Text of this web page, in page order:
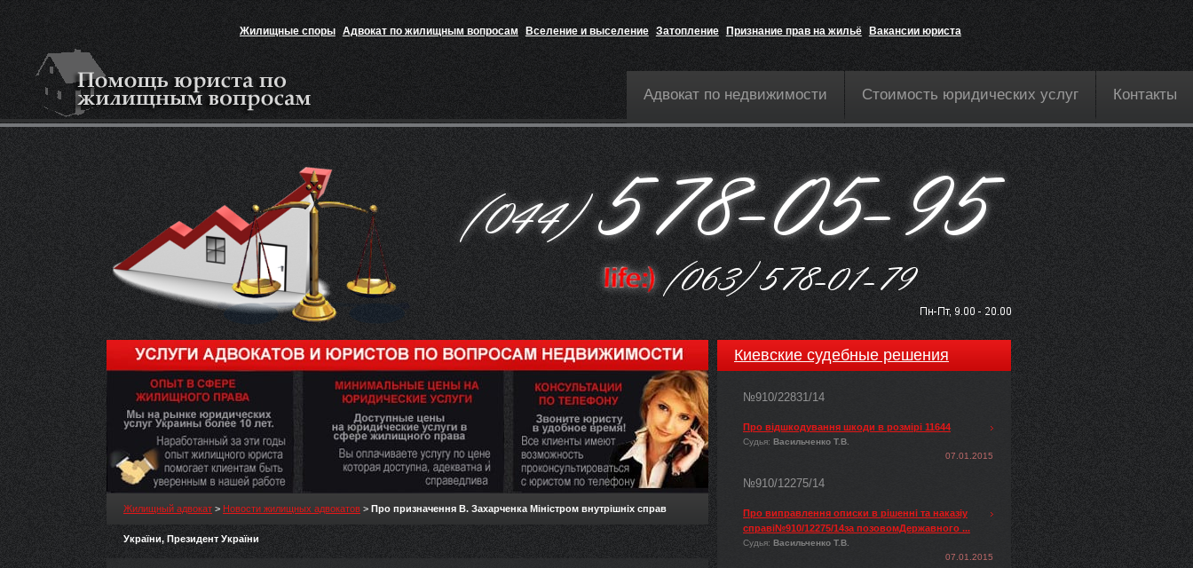
Жилищные споры Адвокат по жилищным вопросам Вселение и выселение Затопление Признание прав на жильё Вакансии юриста
Адвокат по недвижимости Стоимость юридических услуг Контакты
Жилищный адвокат > Новости жилищных адвокатов > Про призначення В. Захарченка Міністром внутрішніх справ
України, Президент України
Киевские судебные решения
№910/22831/14
Про відшкодування шкоди в розмірі 11644
Судья: Васильченко Т.В.
07.01.2015
№910/12275/14
Про виправлення описки в рішенні та наказіу
справі№910/12275/14за позовомДержавного ...
Судья: Васильченко Т.В.
07.01.2015